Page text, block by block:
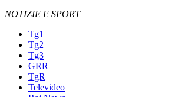
NOTIZIE E SPORT
Tg1
Tg2
Tg3
GRR
TgR
Televideo